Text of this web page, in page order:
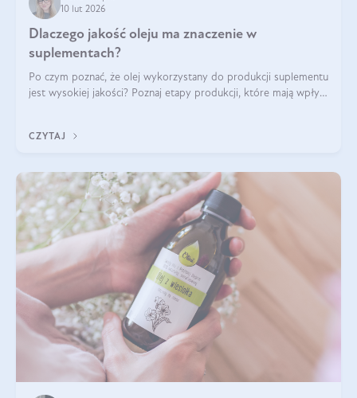
10 lut 2026
Dlaczego jakość oleju ma znaczenie w
suplementach?
Po czym poznać, że olej wykorzystany do produkcji suplementu
jest wysokiej jakości? Poznaj etapy produkcji, które mają wpływ
CZYTAJ